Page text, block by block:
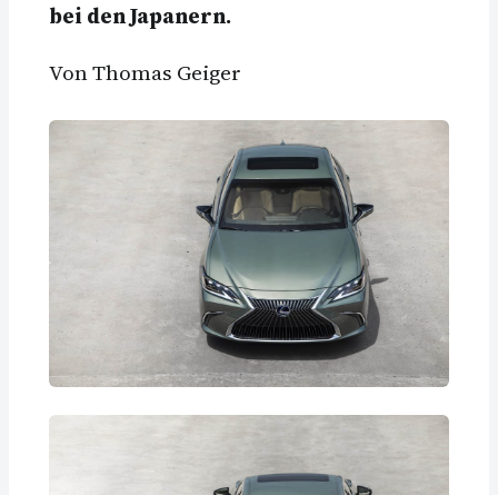
bei den Japanern.
Von Thomas Geiger